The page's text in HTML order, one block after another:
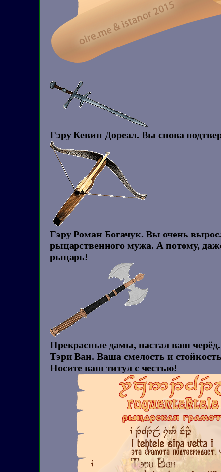
Гэру Кевин Дореал. Вы снова
Гэру Роман Богачук. Вы очень
рыцарственного мужа. А потому,
рыцарь!
Прекрасные дамы, настал ваш
Тэри Ван. Ваша смелость и
Носите ваш титул с честью!